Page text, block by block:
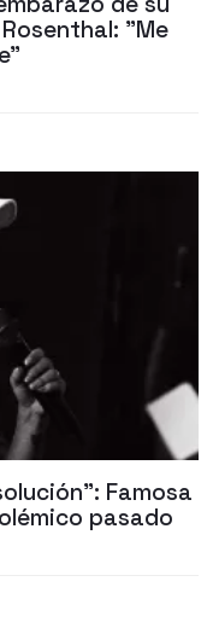
"Me
Famosa
pasado